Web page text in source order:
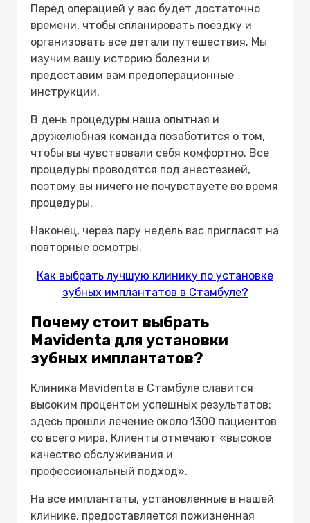
Перед операцией у вас будет достаточно
времени, чтобы спланировать поездку и
организовать все детали путешествия. Мы
изучим вашу историю болезни и
предоставим вам предоперационные
инструкции.
В день процедуры наша опытная и
дружелюбная команда позаботится о том,
чтобы вы чувствовали себя комфортно. Все
процедуры проводятся под анестезией,
поэтому вы ничего не почувствуете во время
процедуры.
Наконец, через пару недель вас пригласят на
повторные осмотры.
Как выбрать лучшую клинику по установке
зубных имплантатов в Стамбуле?
Почему стоит выбрать
Mavidenta для установки
зубных имплантатов?
Клиника Mavidenta в Стамбуле славится
высоким процентом успешных результатов:
здесь прошли лечение около 1300 пациентов
со всего мира. Клиенты отмечают «высокое
качество обслуживания и
профессиональный подход».
На все имплантаты, установленные в нашей
клинике, предоставляется пожизненная